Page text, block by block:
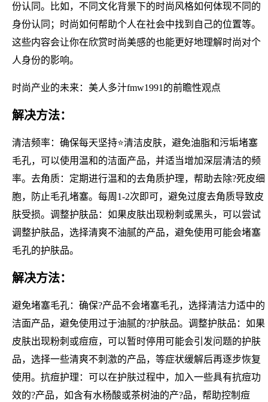
份认同。比如，不同文化背景下的时尚风格如何体现不同的
身份认同；时尚如何帮助个人在社会中找到自己的位置等。
这些内容会让你在欣赏时尚美感的也能更好地理解时尚对个
人身份的影响。
时尚产业的未来：美人多汁fmw1991的前瞻性观点
解决方法：
清洁频率：确保每天坚持⭐清洁皮肤，避免油脂和污垢堵塞
毛孔，可以使用温和的洁面产品，并适当增加深层清洁的频
率。去角质：定期进行温和的去角质护理，帮助去除?死皮细
胞，防止毛孔堵塞。每周1-2次即可，避免过度去角质导致皮
肤受损。调整护肤品：如果皮肤出现粉刺或黑头，可以尝试
调整护肤品，选择清爽不油腻的产品，避免使用可能会堵塞
毛孔的护肤品。
解决方法：
避免堵塞毛孔：确保?产品不会堵塞毛孔，选择清洁力适中的
洁面产品，避免使用过于油腻的?护肤品。调整护肤品：如果
皮肤出现粉刺或痘痘，可以暂时停用可能会引发问题的护肤
品，选择一些清爽不刺激的产品，等症状缓解后再逐步恢复
使用。抗痘护理：可以在护肤过程中，加入一些具有抗痘功
效的?产品，如含有水杨酸或茶树油的产?品，帮助控制痘